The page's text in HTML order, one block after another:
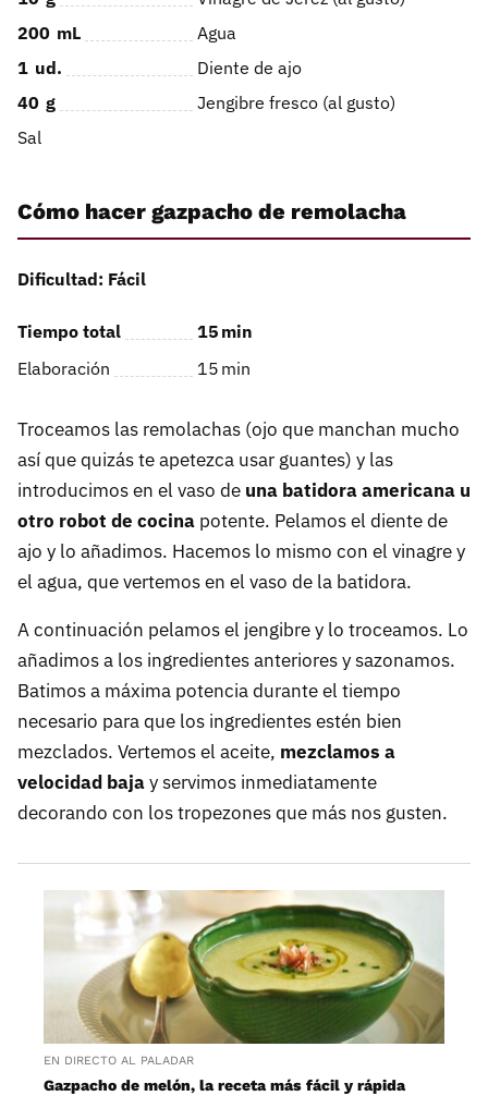
200 mL
Agua
1 ud.
Diente de ajo
40 g
Jengibre fresco (al gusto)
Sal
Cómo hacer gazpacho de remolacha
Dificultad: Fácil
Tiempo total 15 min
Elaboración
15 min
Troceamos las remolachas (ojo que manchan mucho
así que quizás te apetezca usar guantes) y las
introducimos en el vaso de una batidora americana u
otro robot de cocina potente. Pelamos el diente de
ajo y lo añadimos. Hacemos lo mismo con el vinagre y
el agua, que vertemos en el vaso de la batidora.
A continuación pelamos el jengibre y lo troceamos. Lo
añadimos a los ingredientes anteriores y sazonamos.
Batimos a máxima potencia durante el tiempo
necesario para que los ingredientes estén bien
mezclados. Vertemos el aceite, mezclamos a
velocidad bajay servimos inmediatamente
decorando con los tropezones que más nos gusten.
EN DIRECTO AL PALADAR
Gazpacho de melón, la receta más fácil y rápida